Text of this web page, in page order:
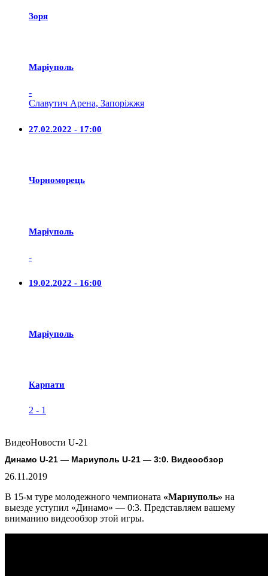
Зоря
Маріуполь
-
Славутич Арена, Запоріжжя
27.02.2022 - 17:00
Чорноморець
Маріуполь
-
19.02.2022 - 16:00
Маріуполь
Карпати
2 - 1
ВидеоНовости U-21
Динамо U-21 — Мариуполь U-21 — 3:0. Видеообзор
26.11.2019
В 15-м туре молодежного чемпионата «Мариуполь» на
выезде уступил «Динамо» — 0:3. Представляем вашему
вниманию видеообзор этой игры.